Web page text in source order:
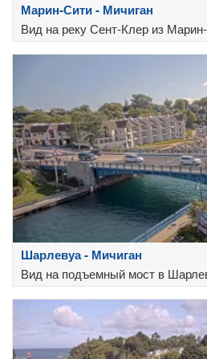
Марин-Сити - Мичиган
Вид на реку Сент-Клер из
Шарлевуа - Мичиган
Вид на подъемный мост в